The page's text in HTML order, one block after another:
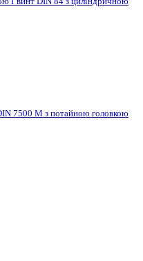
7500 M з потайною головкою